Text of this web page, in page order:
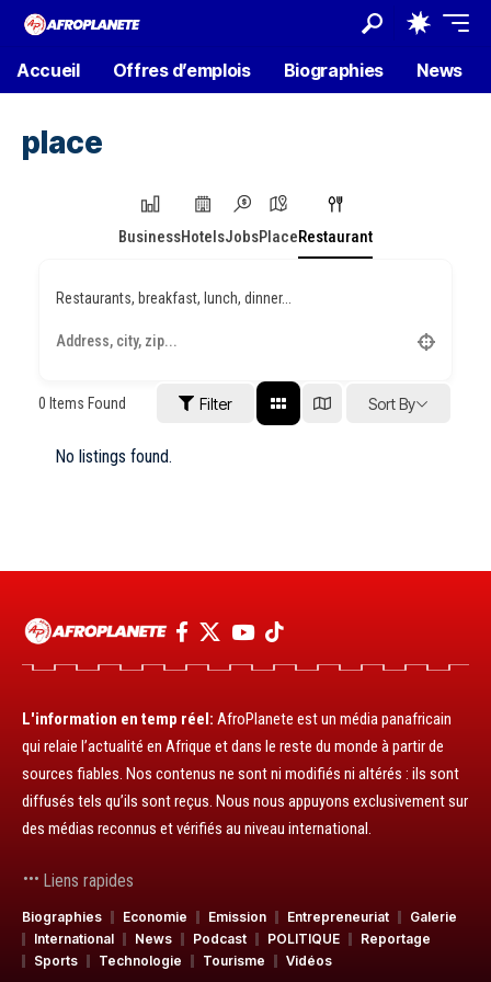
Accueil Offres d’emplois Biographies News
place
BusinessHotelsJobsPlaceRestaurant
Restaurants, breakfast, lunch, dinner...
0 Items Found Filter Sort By
No listings found.
L'information en temp réel: AfroPlanete est un média panafricain
qui relaie l’actualité en Afrique et dans le reste du monde à partir de
sources fiables. Nos contenus ne sont ni modifiés ni altérés : ils sont
diffusés tels qu’ils sont reçus. Nous nous appuyons exclusivement sur
des médias reconnus et vérifiés au niveau international.
Liens rapides
Biographies Economie Emission Entrepreneuriat
Galerie
International
News Podcast POLITIQUE
Reportage
Sports
Technologie Tourisme Vidéos